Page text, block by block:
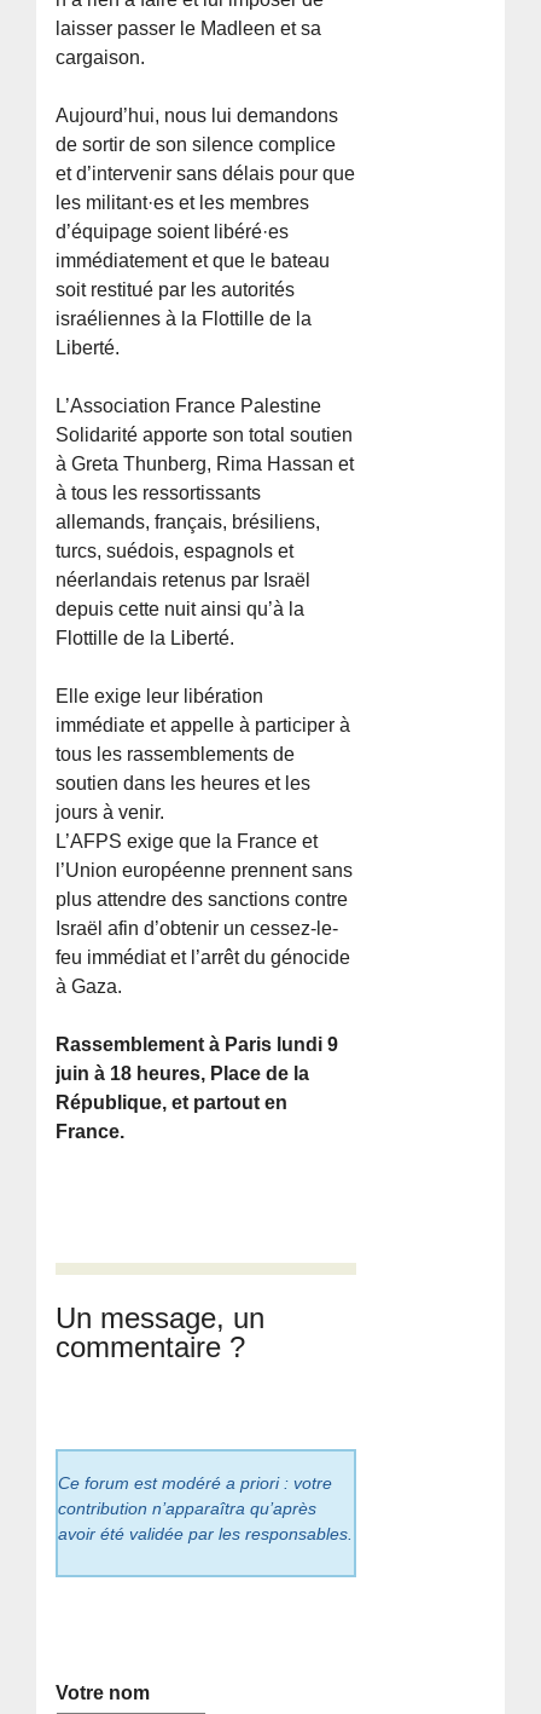
laisser passer le Madleen et sa
cargaison.
Aujourd’hui, nous lui demandons
de sortir de son silence complice
et d’intervenir sans délais pour que
les militant·es et les membres
d’équipage soient libéré·es
immédiatement et que le bateau
soit restitué par les autorités
israéliennes à la Flottille de la
Liberté.
L’Association France Palestine
Solidarité apporte son total soutien
à Greta Thunberg, Rima Hassan et
à tous les ressortissants
allemands, français, brésiliens,
turcs, suédois, espagnols et
néerlandais retenus par Israël
depuis cette nuit ainsi qu’à la
Flottille de la Liberté.
Elle exige leur libération
immédiate et appelle à participer à
tous les rassemblements de
soutien dans les heures et les
jours à venir.
L’AFPS exige que la France et
l’Union européenne prennent sans
plus attendre des sanctions contre
Israël afin d’obtenir un cessez-le-
feu immédiat et l’arrêt du génocide
à Gaza.
Rassemblement à Paris lundi 9
juin à 18 heures, Place de la
République, et partout en
France.
Un message, un
commentaire ?
Ce forum est modéré a priori : votre
contribution n’apparaîtra qu’après
avoir été validée par les responsables.
Votre nom